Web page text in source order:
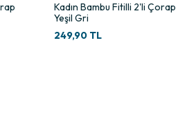
Kadın Bambu Fitilli 2'li Çorap
Yeşil Gri
249,90 TL